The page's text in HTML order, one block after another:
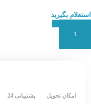
استعلام بگیرید
امکان تحویل پشتیبانی 24